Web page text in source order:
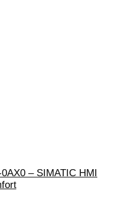
– SIMATIC HMI